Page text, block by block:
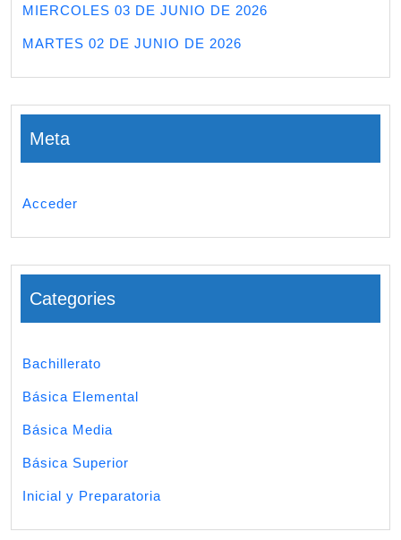
MIERCOLES 03 DE JUNIO DE 2026
MARTES 02 DE JUNIO DE 2026
Meta
Acceder
Categories
Bachillerato
Básica Elemental
Básica Media
Básica Superior
Inicial y Preparatoria